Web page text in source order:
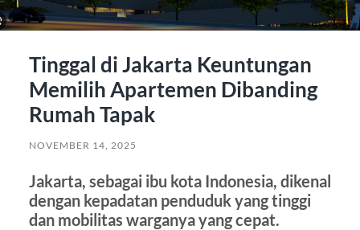
Tinggal di Jakarta Keuntungan
Memilih Apartemen Dibanding
Rumah Tapak
NOVEMBER 14, 2025
Jakarta, sebagai ibu kota Indonesia, dikenal
dengan kepadatan penduduk yang tinggi
dan mobilitas warganya yang cepat.